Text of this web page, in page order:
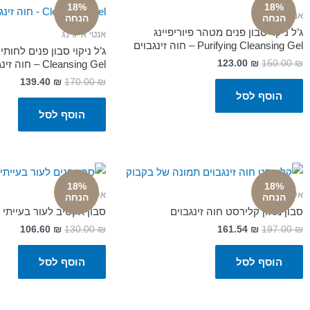
18%
הנחה
אנטי אייג'ינג
ג’ל ניקוי סבון פנים מטהר פיוריפיינג
Purifying Cleansing Gel – חוה זינגבוים
150.00₪
123.00 ₪
הוסף לסל
18%
הנחה
אנטי אייג'ינג
Cleansing Gel – חוה זינגבוים
170.00₪
139.40 ₪
הוסף לסל
18%
הנחהאקנה
סבון מאזן קלירסט חוה זינגבוים
197.00₪
161.54 ₪
הוסף לסל
18%
הנחהאקנה
סבון אקטיב לעור בעייתי
130.00₪
106.60 ₪
הוסף לסל